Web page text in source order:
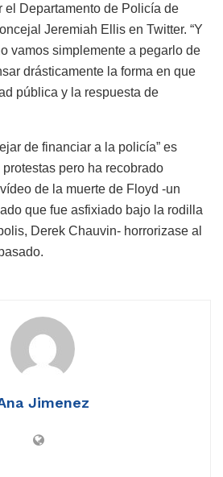
el Departamento de Policía de
Jeremiah Ellis en Twitter. “Y
vamos simplemente a pegarlo de
drásticamente la forma en que
pública y la respuesta de
de financiar a la policía” es
pero ha recobrado
de la muerte de Floyd -un
que fue asfixiado bajo la rodilla
Derek Chauvin- horrorizase al
Jimenez